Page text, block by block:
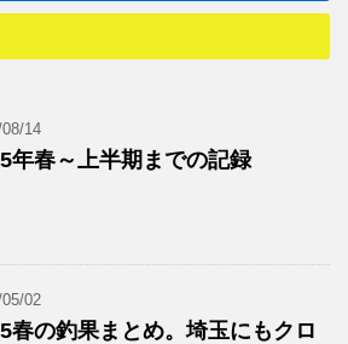
14
年春～上半期までの記録
02
春の釣果まとめ。埼玉にもクロ